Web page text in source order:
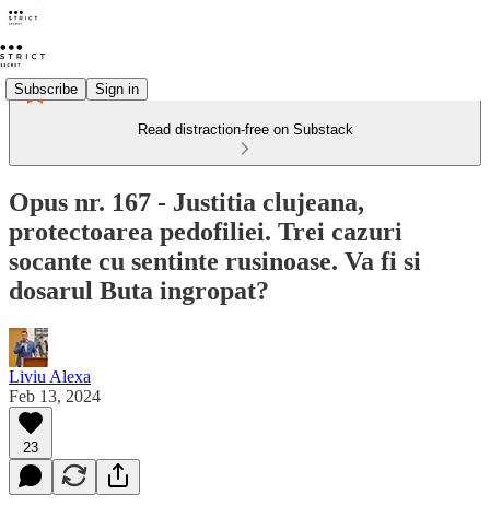
Subscribe Sign in
Read distraction-free on Substack
Opus nr. 167 - Justitia clujeana,
protectoarea pedofiliei. Trei cazuri
socante cu sentinte rusinoase. Va fi si
dosarul Buta ingropat?
Liviu Alexa
Feb 13, 2024
23